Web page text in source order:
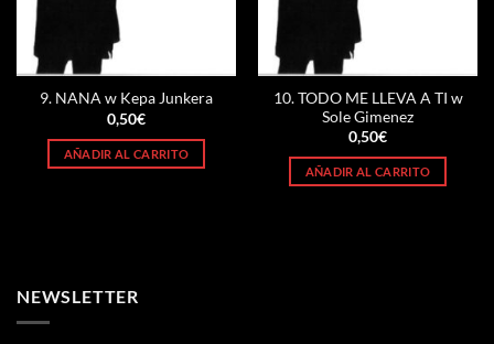
9. NANA w Kepa Junkera
0,50€
AÑADIR AL CARRITO
10. TODO ME LLEVA A TI w
Sole Gimenez
0,50€
AÑADIR AL CARRITO
NEWSLETTER